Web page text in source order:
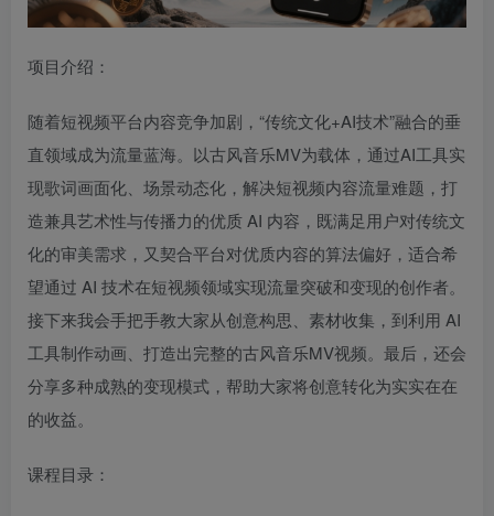
项目介绍：
随着短视频平台内容竞争加剧，​​“传统文化+AI技术”​​融合的垂
直领域成为流量蓝海。以古风音乐MV为载体，通过AI工具实
现歌词画面化、场景动态化，解决短视频内容流量难题，打
造兼具艺术性与传播力的优质 AI 内容，既满足用户对传统文
化的审美需求，又契合平台对优质内容的算法偏好，适合希
望通过 AI 技术在短视频领域实现流量突破和变现的创作者。
接下来我会手把手教大家从创意构思、素材收集，到利用 AI
工具制作动画、打造出完整的古风音乐MV视频。最后，还会
分享多种成熟的变现模式，帮助大家将创意转化为实实在在
的收益。
课程目录：